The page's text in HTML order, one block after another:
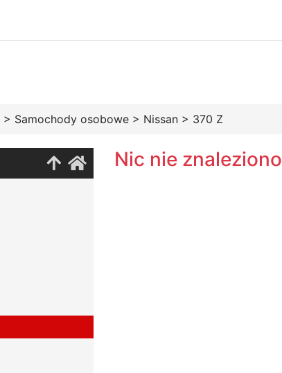
> Samochody osobowe > Nissan > 370 Z
Nic nie znaleziono